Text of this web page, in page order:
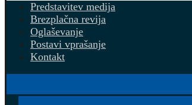
Predstavitev medija
Brezplačna revija
Oglaševanje
Postavi vprašanje
Kontakt